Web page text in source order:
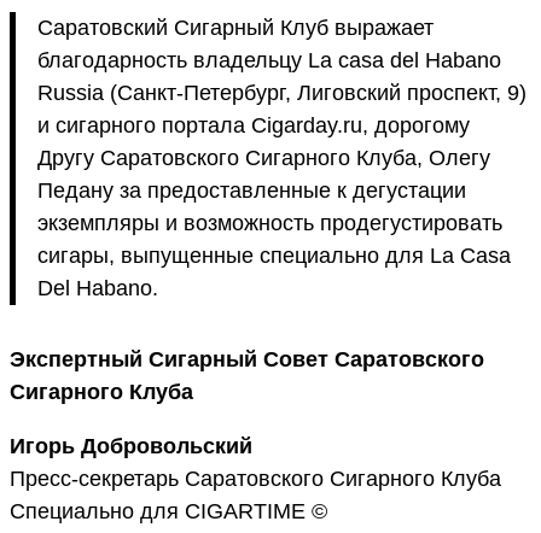
Саратовский Сигарный Клуб выражает
благодарность владельцу La casa del Habano
Russia (Санкт-Петербург, Лиговский проспект, 9)
и сигарного портала Cigarday.ru, дорогому
Другу Саратовского Сигарного Клуба, Олегу
Педану за предоставленные к дегустации
экземпляры и возможность продегустировать
сигары, выпущенные специально для La Casa
Del Habano.
Экспертный Сигарный Совет Саратовского
Сигарного Клуба
Игорь Добровольский
Пресс-секретарь Саратовского Сигарного Клуба
Специально для CIGARTIME ©